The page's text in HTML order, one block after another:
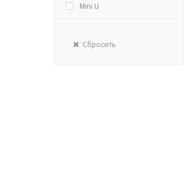
Mini U
Сбросить